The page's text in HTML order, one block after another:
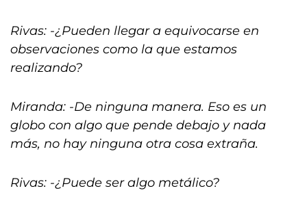
Rivas: -¿Pueden llegar a equivocarse en
observaciones como la que estamos
realizando?
Miranda: -De ninguna manera. Eso es un
globo con algo que pende debajo y nada
más, no hay ninguna otra cosa extraña.
Rivas: -¿Puede ser algo metálico?